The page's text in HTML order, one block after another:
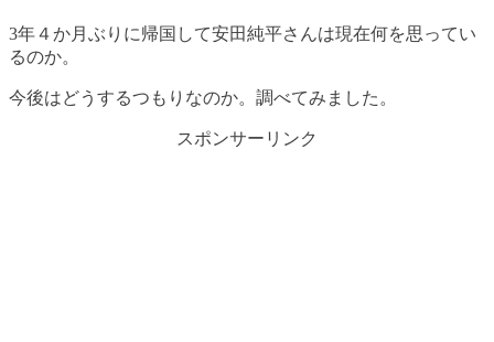
3年４か月ぶりに帰国して安田純平さんは現在何を思ってい
るのか。
今後はどうするつもりなのか。調べてみました。
スポンサーリンク